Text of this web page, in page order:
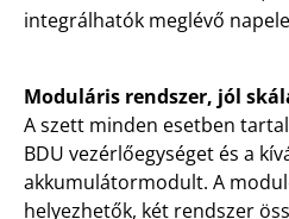
integrálhatók meglévő
Moduláris rendszer, jól
A szett minden esetben
BDU vezérlőegységet és a
akkumulátormodult. A
helyezhetők, két rendszer